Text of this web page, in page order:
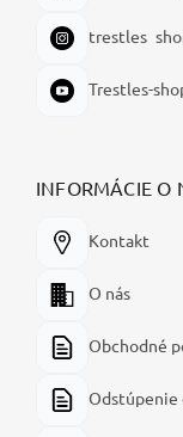
Trestles-
INFORMÁCIE O
Kontakt
O nás
Obchodné
Odstúpenie